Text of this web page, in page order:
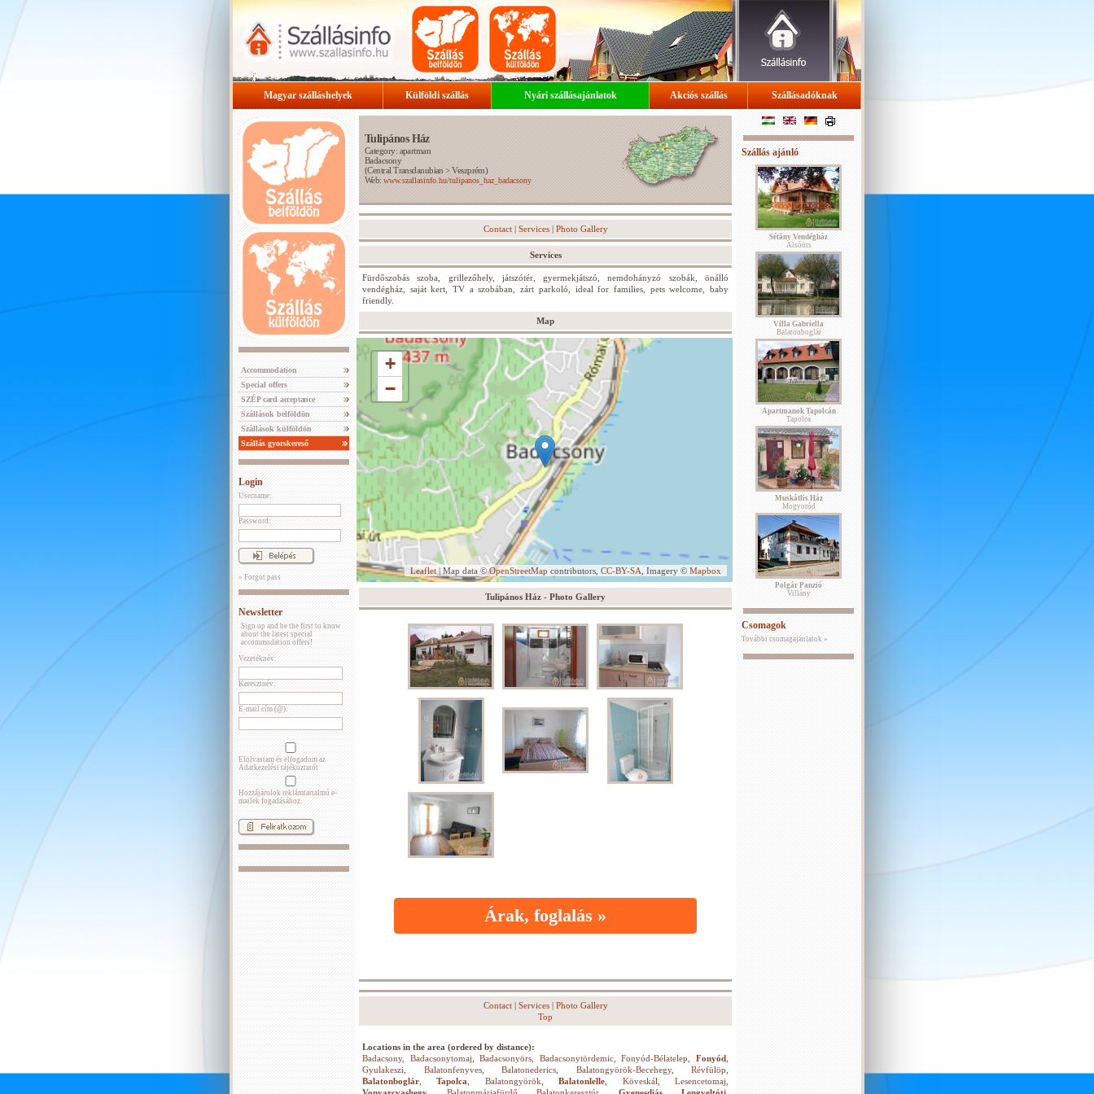
Magyar szálláshelyek Külföldi szállás Nyári szállásajánlatok Akciós szállás Szállásadóknak
Accommodation
Special offers
SZÉP card acceptance
Szállások belföldön
Szállások külföldön
Szállás gyorskereső
Login
Username:
Password:
» Forgot pass
Newsletter
Sign up and be the first to know
about the latest special
accommodation offers!
Vezetéknév:
Keresztnév:
E-mail cím (@):
Elolvastam és elfogadom az
Adatkezelési tájékoztatót
Hozzájárulok reklámtartalmú e-
mailek fogadásához.
Tulipános Ház
Category: apartman
Badacsony
(Central Transdanubian >Veszprém)
Web:www.szallasinfo.hu/tulipanos_haz_badacsony
Contact| Services| Photo Gallery
Services
Fürdőszobás szoba, grillezőhely, játszótér, gyermekjátszó, nemdohányzó szobák, önálló
vendégház, saját kert, TV a szobában, zárt parkoló, ideal for families, pets welcome, baby
friendly.
Map
+
−
Leaflet | Map data ©OpenStreetMap contributors, CC-BY-SA , Imagery © Mapbox
Tulipános Ház - Photo Gallery
Árak, foglalás »
Contact| Services| Photo Gallery
Top
Locations in the area (ordered by distance):
Badacsony, Badacsonytomaj ,Badacsonyörs Badacsonytördemic,Fonyód-Bélatelep ,Fonyód
Gyulakeszi
Balatonfenyves, Balatonederics Balatongyörök-Becehegy, Révfülöp
Balatonboglár ,Tapolca Balatongyörök ,Balatonlelle Köveskál ,Lesencetomaj
Szállás ajánló
Sétány Vendégház
Alsóörs
Villa Gabriella
Balatonboglár
Apartmanok Tapolcán
Tapolca
Muskátlis Ház
Mogyoród
Polgár Panzió
Villány
Csomagok
További csomagajánlatok »